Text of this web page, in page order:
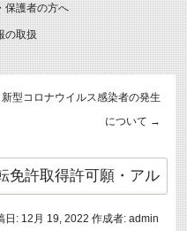
保護者の方へ
の取扱
新型コロナウイルス感染者の発生
について →
免許取得許可願・アル
日: 12月 19, 2022 作成者: admin